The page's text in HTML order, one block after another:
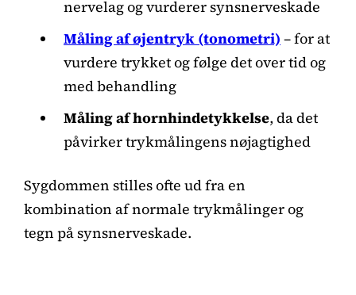
nervelag og vurderer synsnerveskade
Måling af øjentryk (tonometri) – for at
vurdere trykket og følge det over tid og
med behandling
Måling af hornhindetykkelse, da det
påvirker trykmålingens nøjagtighed
Sygdommen stilles ofte ud fra en
kombination af normale trykmålinger og
tegn på synsnerveskade.